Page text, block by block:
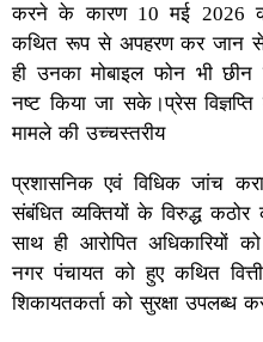
करने के कारण 10 मई 2026
कथित रूप से अपहरण कर जान से
ही उनका मोबाइल फोन भी छीन
नष्ट किया जा सके।प्रेस
मामले की उच्चस्तरीय
प्रशासनिक एवं विधिक जांच
संबंधित व्यक्तियों के विरुद्ध कठोर
साथ ही आरोपित अधिकारियों
नगर पंचायत को हुए कथित
शिकायतकर्ता को सुरक्षा उपलब्ध